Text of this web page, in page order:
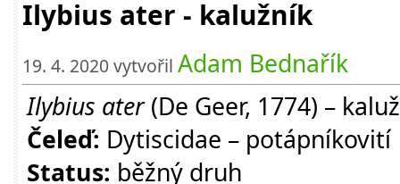
Ilybius ater - kalužník
19. 4. 2020 vytvořil Adam Bednařík
Ilybius ater(De Geer, 1774) –
Čeleď: Dytiscidae – potápníkovití
Status: běžný druh